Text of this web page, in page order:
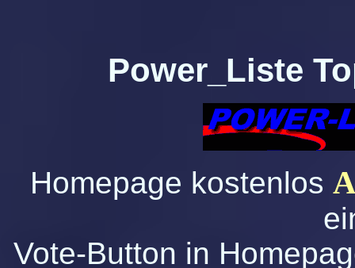
Power_Liste
Homepage kostenlos
Vote-Button in